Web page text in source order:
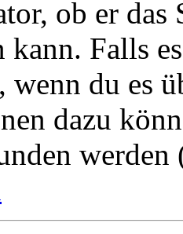
ob er das
kann. Falls
wenn du es
dazu